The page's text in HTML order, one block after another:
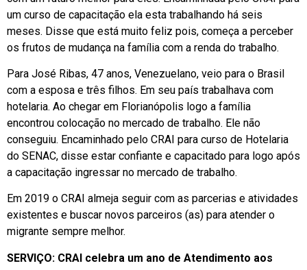
um curso de capacitação ela esta trabalhando há seis
meses. Disse que está muito feliz pois, começa a perceber
os frutos de mudança na família com a renda do trabalho.
Para José Ribas, 47 anos, Venezuelano, veio para o Brasil
com a esposa e três filhos. Em seu país trabalhava com
hotelaria. Ao chegar em Florianópolis logo a família
encontrou colocação no mercado de trabalho. Ele não
conseguiu. Encaminhado pelo CRAI para curso de Hotelaria
do SENAC, disse estar confiante e capacitado para logo após
a capacitação ingressar no mercado de trabalho.
Em 2019 o CRAI almeja seguir com as parcerias e atividades
existentes e buscar novos parceiros (as) para atender o
migrante sempre melhor.
SERVIÇO: CRAI celebra um ano de Atendimento aos